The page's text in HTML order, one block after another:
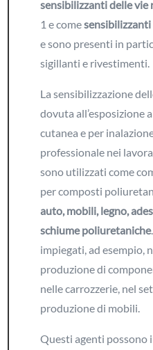
sensibilizzanti delle vie
1 e come
e sono presenti in
sigillanti e rivestimenti.
La sensibilizzazione
dovuta all’esposizione
cutanea e per
professionale nei
sono utilizzati come
per composti
auto, mobili, legno,
schiume poliuretaniche
impiegati, ad esempio,
produzione di
nelle carrozzerie, nel
produzione di mobili.
Questi agenti possono